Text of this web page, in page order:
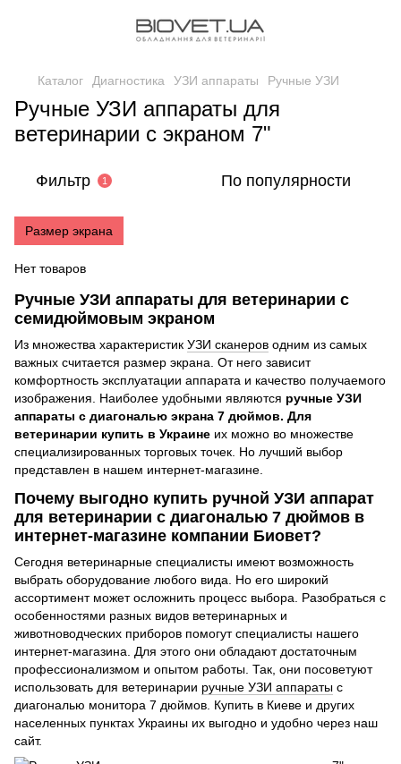
Каталог Диагностика УЗИ аппараты Ручные УЗИ
Ручные УЗИ аппараты для
ветеринарии с экраном 7"
Фильтр 1 По популярности
Размер экрана
Нет товаров
Ручные УЗИ аппараты для ветеринарии с
семидюймовым экраном
Из множества характеристик УЗИ сканеров одним из самых
важных считается размер экрана. От него зависит
комфортность эксплуатации аппарата и качество получаемого
изображения. Наиболее удобными являются ручные УЗИ
аппараты с диагональю экрана 7 дюймов. Для
ветеринарии купить в Украине их можно во множестве
специализированных торговых точек. Но лучший выбор
представлен в нашем интернет-магазине.
Почему выгодно купить ручной УЗИ аппарат
для ветеринарии с диагональю 7 дюймов в
интернет-магазине компании Биовет?
Сегодня ветеринарные специалисты имеют возможность
выбрать оборудование любого вида. Но его широкий
ассортимент может осложнить процесс выбора. Разобраться с
особенностями разных видов ветеринарных и
животноводческих приборов помогут специалисты нашего
интернет-магазина. Для этого они обладают достаточным
профессионализмом и опытом работы. Так, они посоветуют
использовать для ветеринарии ручные УЗИ аппараты с
диагональю монитора 7 дюймов. Купить в Киеве и других
населенных пунктах Украины их выгодно и удобно через наш
сайт.